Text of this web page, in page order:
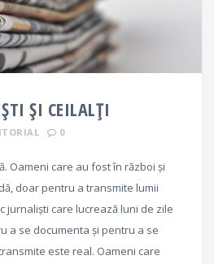
ȘI CEILALȚI
0
Oameni care au fost în război și
doar pentru a transmite lumii
jurnaliști care lucrează luni de zile
a se documenta și pentru a se
este real. Oameni care